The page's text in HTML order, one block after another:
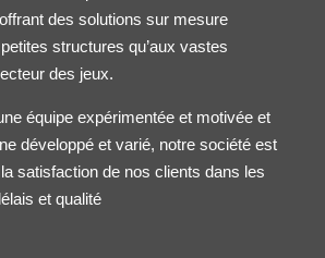
des solutions sur mesure
structures qu’aux vastes
des jeux.
équipe expérimentée et motivée et
développé et varié, notre société est
satisfaction de nos clients dans les
et qualité